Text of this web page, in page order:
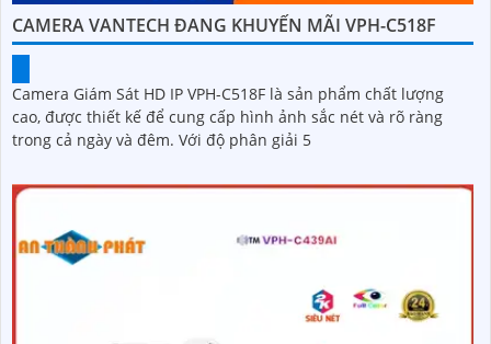
CAMERA VANTECH ĐANG KHUYẾN MÃI VPH-C518F
Camera Giám Sát HD IP VPH-C518F là sản phẩm chất lượng
cao, được thiết kế để cung cấp hình ảnh sắc nét và rõ ràng
trong cả ngày và đêm. Với độ phân giải 5